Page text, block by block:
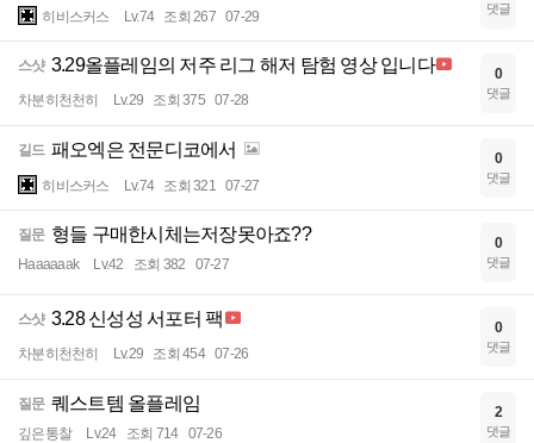
히비스커스 Lv.74 조회 267 07-29 댓글
스샷 3.29올플레임의 저주 리그 해저 탐험 영상 입니다
차분히천천히 Lv.29 조회 375 07-28
0
댓글
길드 패오엑은 전문디코에서
히비스커스 Lv.74 조회 321 07-27
0
댓글
질문 형들 구매한시체는저장못아죠??
Haaaaaak Lv.42 조회 382 07-27
0
댓글
스샷 3.28 신성성 서포터 팩
차분히천천히 Lv.29 조회 454 07-26
0
댓글
질문 퀘스트템 올플레임
깊은통찰 Lv.24 조회 714 07-26
2
댓글